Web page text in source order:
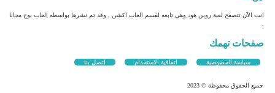
انت الآن تتصفح لعبة روبن هود وهي تابعه لقسم العاب اكشن , وقد تم نشرها بواسطه العاب بوح مجانا
صفحات تهمك
سياسة الخصوصية اتفاقية الاستخدام اتصل بنا
جميع الحقوق محفوظة © 2023